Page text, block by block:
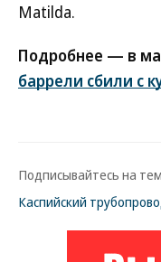
Matilda.
Подробнее — в
баррели сбили с
Подписывайтесь на
Каспийский